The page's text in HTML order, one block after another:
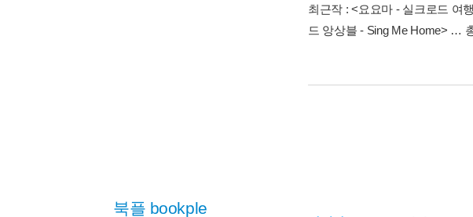
최근작 :<요요마 - 실크로드 여
드 앙상블 - Sing Me Home> …
북플 bookple